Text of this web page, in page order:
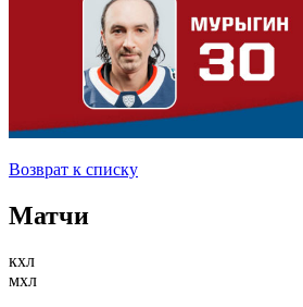
Возврат к списку
Матчи
кхл
мхл